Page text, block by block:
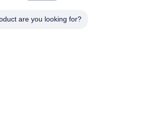
are you looking for?